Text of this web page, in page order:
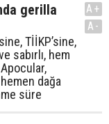
gerilla
TİİKP’sine,
sabırlı, hem
dağa
süre
A+
A-